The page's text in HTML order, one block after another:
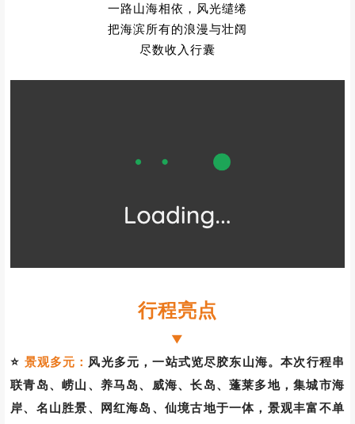
一路山海相依，风光缱绻
把海滨所有的浪漫与壮阔
尽数收入行囊
行程亮点
▼
⭐ 景观多元： 风光多元，一站式览尽胶东山海。本次行程串
联青岛、崂山、养马岛、威海、长岛、蓬莱多地，集城市海
岸、名山胜景、网红海岛、仙境古地于一体，景观丰富不单